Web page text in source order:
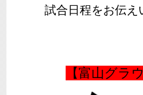
試合日程をお伝え
【富山グラ